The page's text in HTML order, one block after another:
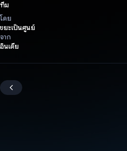
ทีม
โดย
ขยะเป็นศูนย์
จาก
อินเดีย